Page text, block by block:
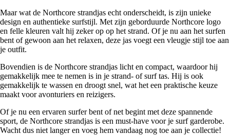
Maar wat de Northcore strandjas echt onderscheidt, is zijn unieke
design en authentieke surfstijl. Met zijn geborduurde Northcore logo
en felle kleuren valt hij zeker op op het strand. Of je nu aan het surfen
bent of gewoon aan het relaxen, deze jas voegt een vleugje stijl toe aan
je outfit.
Bovendien is de Northcore strandjas licht en compact, waardoor hij
gemakkelijk mee te nemen is in je strand- of surf tas. Hij is ook
gemakkelijk te wassen en droogt snel, wat het een praktische keuze
maakt voor avonturiers en reizigers.
Of je nu een ervaren surfer bent of net begint met deze spannende
sport, de Northcore strandjas is een must-have voor je surf garderobe.
Wacht dus niet langer en voeg hem vandaag nog toe aan je collectie!